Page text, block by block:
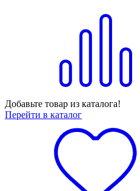
Добавьте товар из каталога!
Перейти в каталог